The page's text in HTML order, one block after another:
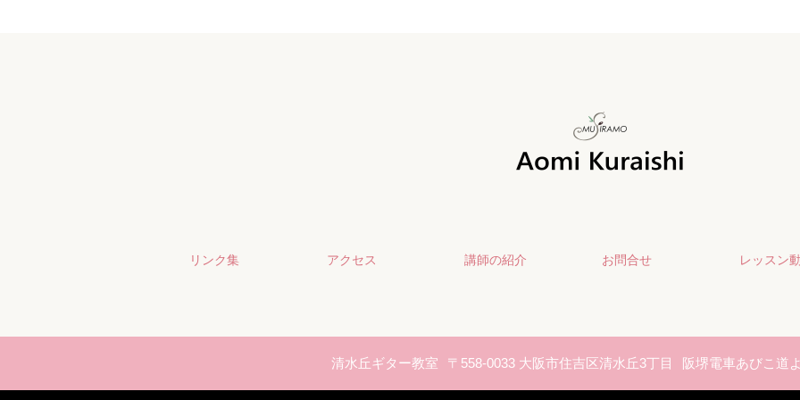
リンク集 アクセス 講師の紹介 お問合せ レッスン
清水丘ギター教室 〒558-0033 大阪市住吉区清水丘3丁目 阪堺電車あびこ道